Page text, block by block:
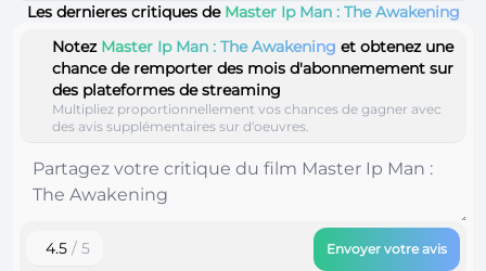
Les dernieres critiques de Master Ip Man : The Awakening
Notez Master Ip Man : The Awakening et obtenez une
chance de remporter des mois d'abonnemement sur
des plateformes de streaming
Multipliez proportionnellement vos chances de gagner avec
des avis supplémentaires sur d'oeuvres.
4.5 / 5 Envoyer votre avis